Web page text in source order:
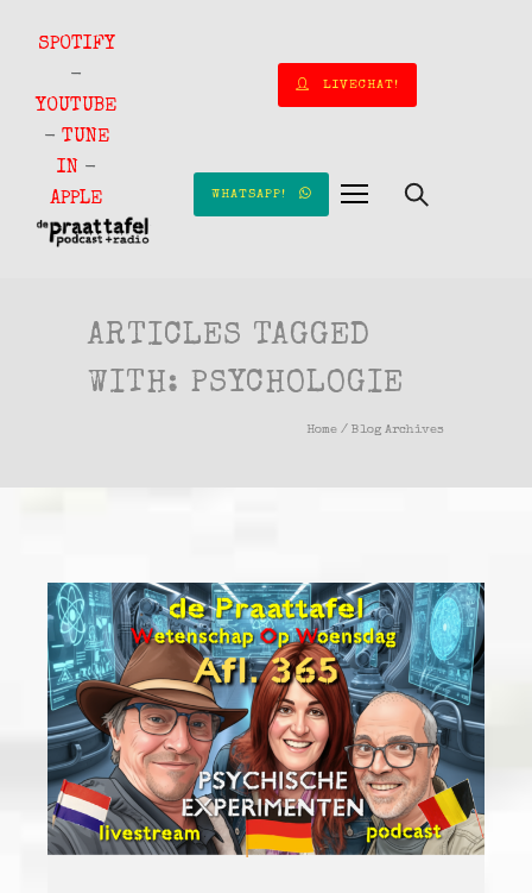
SPOTIFY
-
YOUTUBE
- TUNE
IN -
APPLE
LIVECHAT!
WHATSAPP!
ARTICLES TAGGED
WITH: PSYCHOLOGIE
Home / Blog Archives